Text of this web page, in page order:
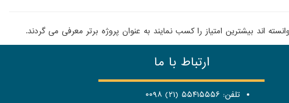
اند بیشترین امتیاز را کسب نمایند به عنوان پروژه برتر معرفی می گردند.
ارتباط با ما
تلفن: ۵۵۴۱۵۵۵۶ (۲۱) ۰۰۹۸